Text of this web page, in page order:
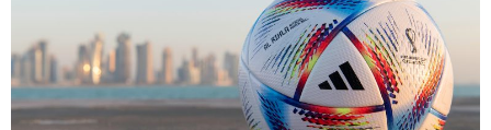
рекордни
200
милијарди